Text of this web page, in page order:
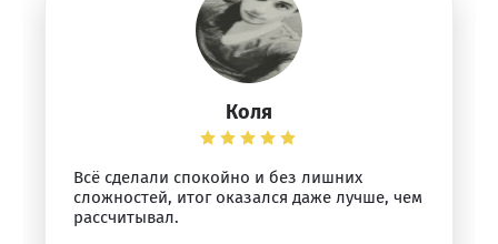
Коля
Всё сделали спокойно и без лишних
сложностей, итог оказался даже лучше, чем
рассчитывал.